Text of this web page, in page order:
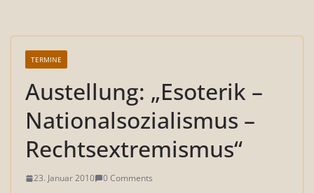
TERMINE
Austellung: „Esoterik –
Nationalsozialismus –
Rechtsextremismus“
23. Januar 2010 0 Comments